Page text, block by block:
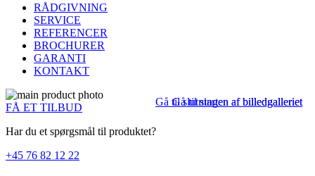
RÅDGIVNING
SERVICE
REFERENCER
BROCHURER
GARANTI
KONTAKT
Gå til slutningen af billedgalleriet
FÅ ET TILBUD
Har du et spørgsmål til produktet?
+45 76 82 12 22
Gå til starten af billedgalleriet